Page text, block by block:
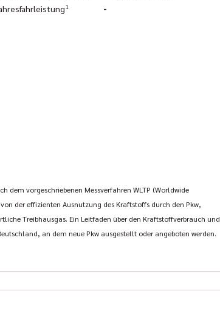
1 -
dem vorgeschriebenen Messverfahren WLTP (Worldwide
der effizienten Ausnutzung des Kraftstoffs durch den Pkw,
Treibhausgas. Ein Leitfaden über den Kraftstoffverbrauch und
an dem neue Pkw ausgestellt oder angeboten werden.